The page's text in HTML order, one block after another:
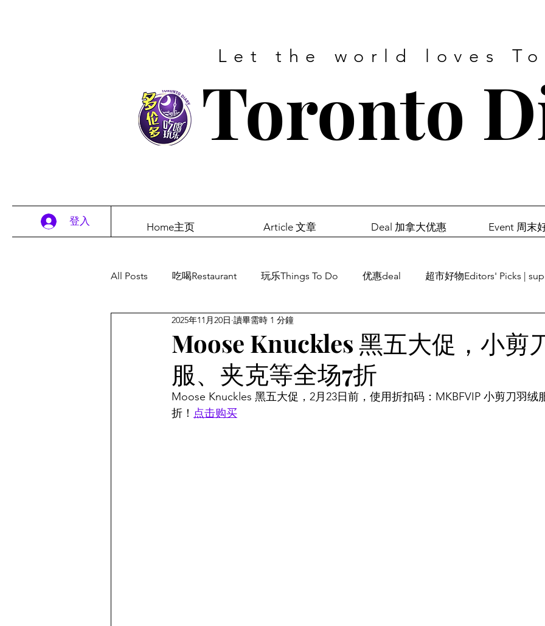
Let the world loves
Toronto
登入 Home主页 Article 文章 Deal 加拿大优惠 Event 周末
All Posts 吃喝Restaurant 玩乐Things To Do 优惠deal 超市好物Editors' Picks |
餐厅优惠Restaurant's Deals 潮流others
Moose Knuckles 黑五大促，小剪
服、夹克等全场7折
2025年11月20日 讀畢需時 1 分鐘
Moose Knuckles 黑五大促，2月23日前，使用折扣码：MKBFVIP 小剪刀羽绒
折！ 点击购买